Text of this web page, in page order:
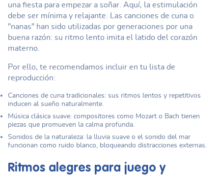
una fiesta para empezar a soñar. Aquí, la estimulación
debe ser mínima y relajante. Las canciones de cuna o
"nanas" han sido utilizadas por generaciones por una
buena razón: su ritmo lento imita el latido del corazón
materno.
Por ello, te recomendamos incluir en tu lista de
reproducción:
Canciones de cuna tradicionales: sus ritmos lentos y repetitivos
inducen al sueño naturalmente.
Música clásica suave: compositores como Mozart o Bach tienen
piezas que promueven la calma profunda.
Sonidos de la naturaleza: la lluvia suave o el sonido del mar
funcionan como ruido blanco, bloqueando distracciones externas.
Ritmos alegres para juego y